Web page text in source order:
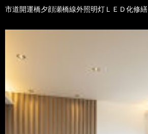
市道開運橋夕顔瀬橋線外照明灯ＬＥＤ化修繕